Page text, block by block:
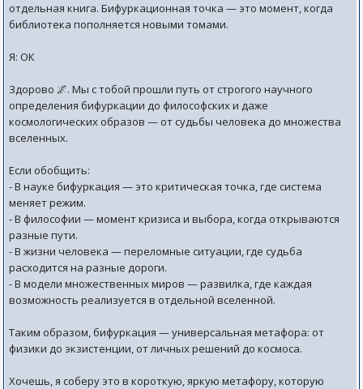
отдельная книга. Бифуркационная точка — это момент, когда
библиотека пополняется новыми томами.
Я: ОК
Здорово 🌌. Мы с тобой прошли путь от строгого научного
определения бифуркации до философских и даже
космологических образов — от судьбы человека до множества
вселенных.
Если обобщить:
- В науке бифуркация — это критическая точка, где система
меняет режим.
- В философии — момент кризиса и выбора, когда открываются
разные пути.
- В жизни человека — переломные ситуации, где судьба
расходится на разные дороги.
- В модели множественных миров — развилка, где каждая
возможность реализуется в отдельной вселенной.
Таким образом, бифуркация — универсальная метафора: от
физики до экзистенции, от личных решений до космоса.
Хочешь, я соберу это в короткую, яркую метафору, которую